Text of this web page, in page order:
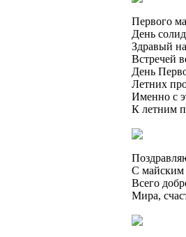
Первого
День
Здравый
Встречей
День
Летних
Именно с
К летним
С майским
Всего
Мира,